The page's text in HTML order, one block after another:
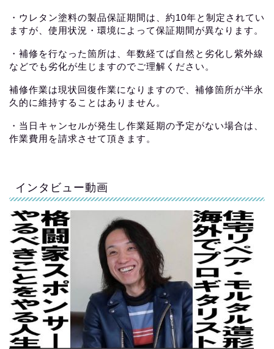
・ウレタン塗料の製品保証期間は、約10年と制定されてい
ますが、使用状況・環境によって保証期間が異なります。
・補修を行なった箇所は、年数経てば自然と劣化し紫外線
などでも劣化が生じますのでご理解ください。
補修作業は現状回復作業になりますので、補修箇所が半永
久的に維持することはありません。
・当日キャンセルが発生し作業延期の予定がない場合は、
作業費用を請求させて頂きます。
インタビュー動画